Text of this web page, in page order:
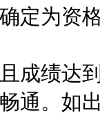
定为资
绩达到
通。如